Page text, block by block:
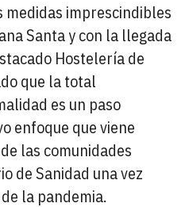
medidas imprescindibles
Santa y con la llegada
Hostelería de
que la total
es un paso
enfoque que viene
las comunidades
de Sanidad una vez
la pandemia.